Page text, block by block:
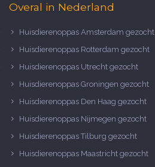
Overal in Nederland
Huisdierenoppas Amsterdam gezocht
Huisdierenoppas Rotterdam gezocht
Huisdierenoppas Utrecht gezocht
Huisdierenoppas Groningen gezocht
Huisdierenoppas Den Haag gezocht
Huisdierenoppas Nijmegen gezocht
Huisdierenoppas Tilburg gezocht
Huisdierenoppas Maastricht gezocht